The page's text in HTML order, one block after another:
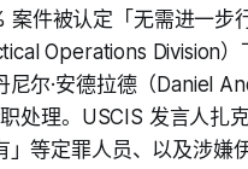
件被认定「无需进一步
Operations Division）
尼尔·安德拉德（Daniel
处理。USCIS 发言人扎
等定罪人员、以及涉嫌